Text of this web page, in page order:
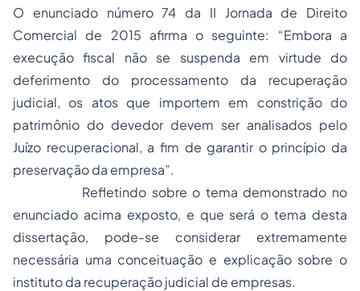
O enunciado número 74 da II Jornada de Direito
Comercial de 2015 afirma o seguinte: “Embora a
execução fiscal não se suspenda em virtude do
deferimento do processamento da recuperação
judicial, os atos que importem em constrição do
patrimônio do devedor devem ser analisados pelo
Juízo recuperacional, a fim de garantir o princípio da
preservação da empresa”.
Refletindo sobre o tema demonstrado no
enunciado acima exposto, e que será o tema desta
dissertação, pode-se considerar extremamente
necessária uma conceituação e explicação sobre o
instituto da recuperação judicial de empresas.